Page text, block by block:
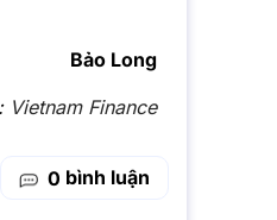
Bảo Long
Vietnam Finance
0 bình luận